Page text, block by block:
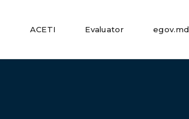
ACETI Evaluator egov.md